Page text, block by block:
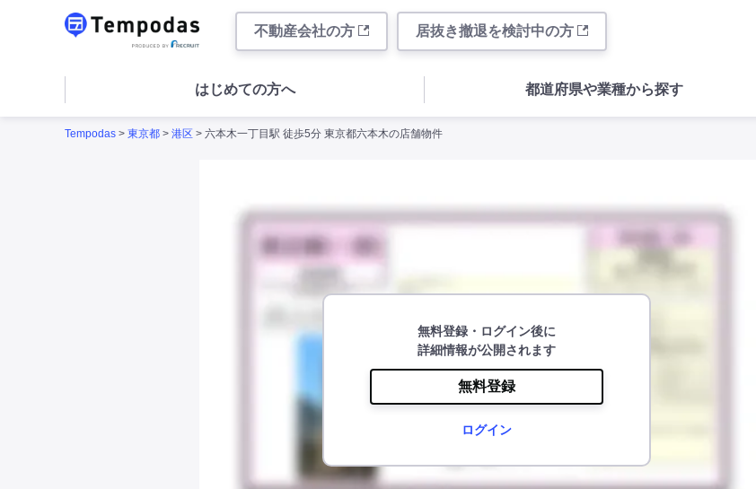
不動産会社の方 居抜き撤退を検討中の方
はじめての方へ 都道府県や業種から探す
Tempodas > 東京都 > 港区 > 六本木一丁目駅 徒歩5分 東京都六本木の店舗物件
無料登録・ログイン後に
詳細情報が公開されます
無料登録
ログイン